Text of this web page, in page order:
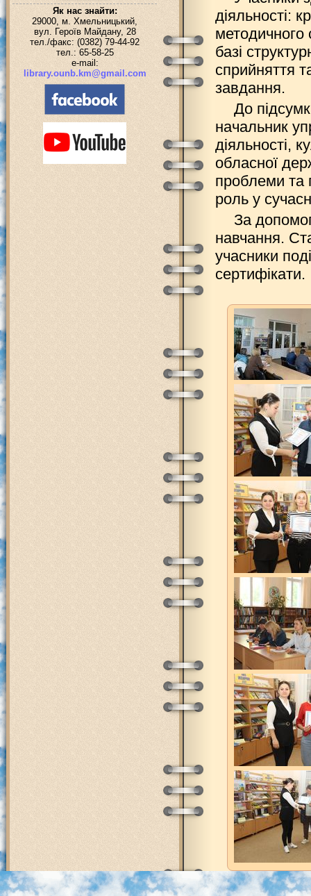
Як нас знайти:
29000, м. Хмельницький,
вул. Героїв Майдану, 28
тел./факс: (0382) 79-44-92
тел.: 65-58-25
e-mail:
library.ounb.km@gmail.com
діяльності:
методичного
базі
сприйняття
завдання.
До
начальник
діяльності,
обласної
проблеми та
роль у
За
навчання.
учасники
сертифікати.